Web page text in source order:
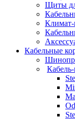
Щиты
Климат-
Кабельные